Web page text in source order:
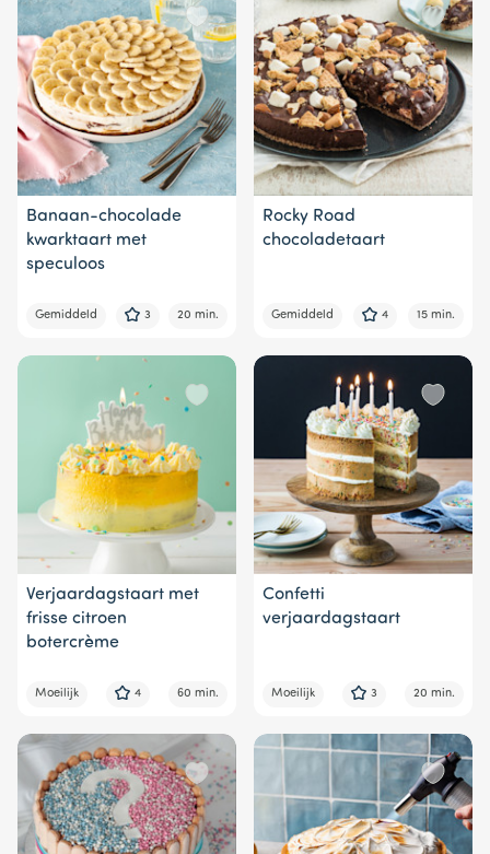
Banaan-chocolade
kwarktaart met
speculoos
Gemiddeld 3 20 min.
Rocky Road
chocoladetaart
Gemiddeld 4 15 min.
Verjaardagstaart met
frisse citroen
botercrème
Moeilijk 4 60 min.
Confetti
verjaardagstaart
Moeilijk 3 20 min.